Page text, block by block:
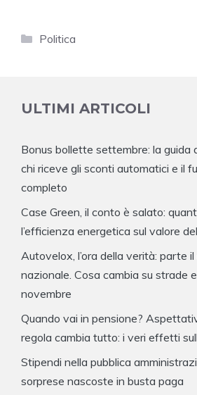
Categorie
Politica
ULTIMI ARTICOLI
Bonus bollette settembre: la guida
chi riceve gli sconti automatici e il
completo
Case Green, il conto è salato:
l’efficienza energetica sul valore
Autovelox, l’ora della verità: parte
nazionale. Cosa cambia su strade
novembre
Quando vai in pensione?
regola cambia tutto: i veri effetti
Stipendi nella pubblica
sorprese nascoste in busta paga